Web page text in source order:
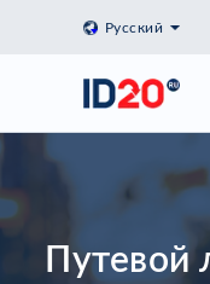
Русский
Путевой